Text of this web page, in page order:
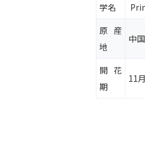
学名
原産
地
中国
開花
期
11